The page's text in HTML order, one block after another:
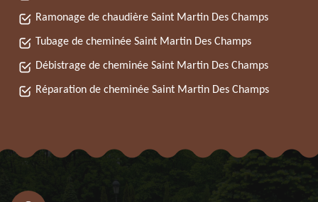
Ramonage de chaudière Saint Martin Des Champs
Tubage de cheminée Saint Martin Des Champs
Débistrage de cheminée Saint Martin Des Champs
Réparation de cheminée Saint Martin Des Champs